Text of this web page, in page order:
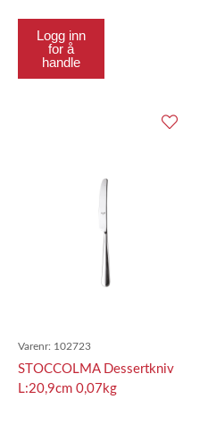
Logg inn
for å
handle
Varenr: 102723
STOCCOLMA Dessertkniv
L:20,9cm 0,07kg